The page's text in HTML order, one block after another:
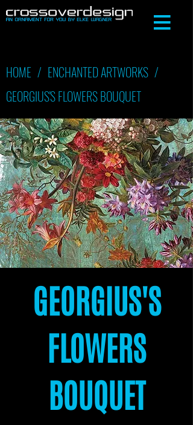
HOME / ENCHANTED ARTWORKS /
GEORGIUS'S FLOWERS BOUQUET
GEORGIUS'S
FLOWERS
BOUQUET